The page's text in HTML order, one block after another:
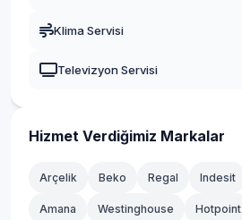
Kağıthane
Kartal
Küçükçekmece
Klima Servisi
Televizyon Servisi
Hizmet Verdiğimiz Markalar
Arçelik Beko Regal Indesit
Amana Westinghouse Hotpoint